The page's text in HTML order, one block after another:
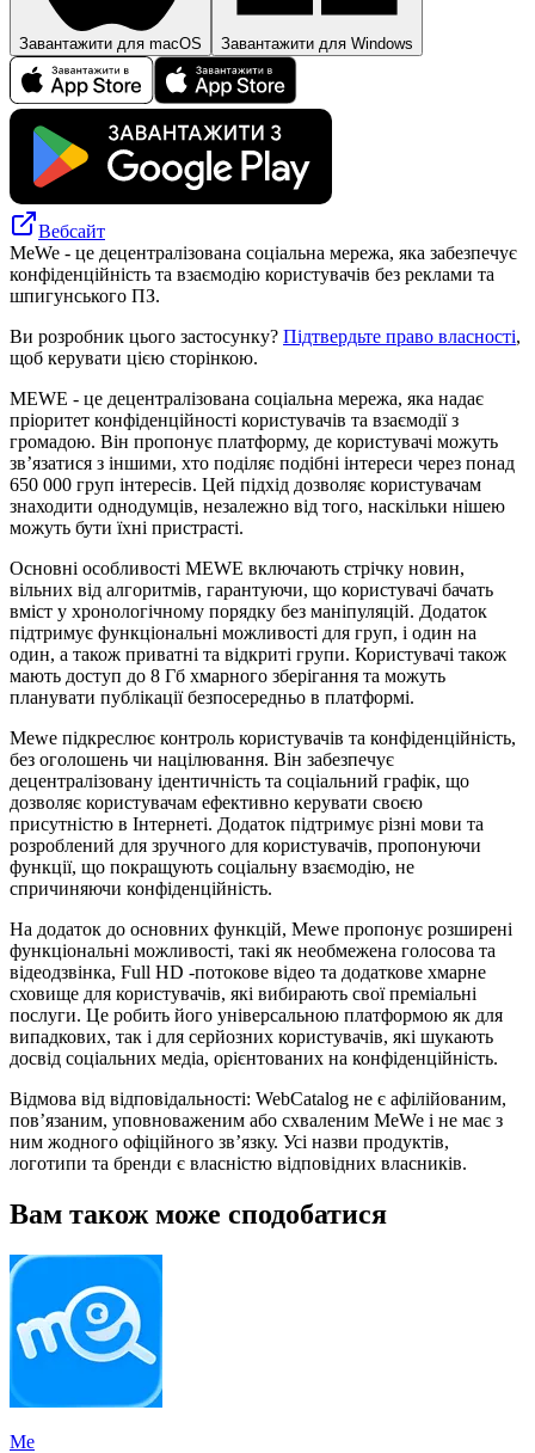
Завантажити для macOS Завантажити для Windows
Вебсайт
MeWe - це децентралізована соціальна мережа, яка забезпечує
конфіденційність та взаємодію користувачів без реклами та
шпигунського ПЗ.
Ви розробник цього застосунку? Підтвердьте право власності,
щоб керувати цією сторінкою.
MEWE - це децентралізована соціальна мережа, яка надає
пріоритет конфіденційності користувачів та взаємодії з
громадою. Він пропонує платформу, де користувачі можуть
зв’язатися з іншими, хто поділяє подібні інтереси через понад
650 000 груп інтересів. Цей підхід дозволяє користувачам
знаходити однодумців, незалежно від того, наскільки нішею
можуть бути їхні пристрасті.
Основні особливості MEWE включають стрічку новин,
вільних від алгоритмів, гарантуючи, що користувачі бачать
вміст у хронологічному порядку без маніпуляцій. Додаток
підтримує функціональні можливості для груп, і один на
один, а також приватні та відкриті групи. Користувачі також
мають доступ до 8 Гб хмарного зберігання та можуть
планувати публікації безпосередньо в платформі.
Mewe підкреслює контроль користувачів та конфіденційність,
без оголошень чи націлювання. Він забезпечує
децентралізовану ідентичність та соціальний графік, що
дозволяє користувачам ефективно керувати своєю
присутністю в Інтернеті. Додаток підтримує різні мови та
розроблений для зручного для користувачів, пропонуючи
функції, що покращують соціальну взаємодію, не
спричиняючи конфіденційність.
На додаток до основних функцій, Mewe пропонує розширені
функціональні можливості, такі як необмежена голосова та
відеодзвінка, Full HD -потокове відео та додаткове хмарне
сховище для користувачів, які вибирають свої преміальні
послуги. Це робить його універсальною платформою як для
випадкових, так і для серйозних користувачів, які шукають
досвід соціальних медіа, орієнтованих на конфіденційність.
Відмова від відповідальності: WebCatalog не є афілійованим,
пов’язаним, уповноваженим або схваленим MeWe і не має з
ним жодного офіційного зв’язку. Усі назви продуктів,
логотипи та бренди є власністю відповідних власників.
Вам також може сподобатися
Me